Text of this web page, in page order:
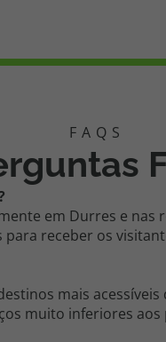
em Durres e
receber os
mais
muito inferiores